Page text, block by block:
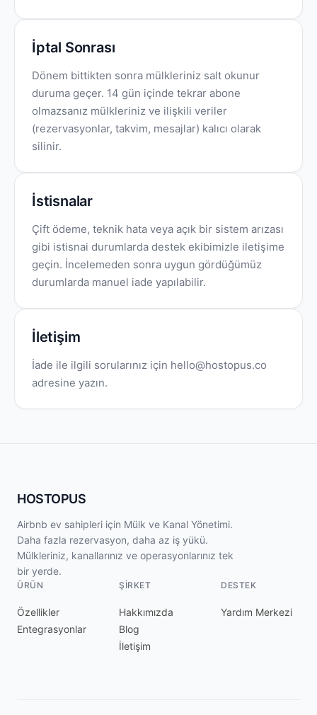
İptal Sonrası
Dönem bittikten sonra mülkleriniz salt okunur
duruma geçer. 14 gün içinde tekrar abone
olmazsanız mülkleriniz ve ilişkili veriler
(rezervasyonlar, takvim, mesajlar) kalıcı olarak
silinir.
İstisnalar
Çift ödeme, teknik hata veya açık bir sistem arızası
gibi istisnai durumlarda destek ekibimizle iletişime
geçin. İncelemeden sonra uygun gördüğümüz
durumlarda manuel iade yapılabilir.
İletişim
İade ile ilgili sorularınız için hello@hostopus.co
adresine yazın.
HOSTOPUS
Airbnb ev sahipleri için Mülk ve Kanal Yönetimi.
Daha fazla rezervasyon, daha az iş yükü.
Mülkleriniz, kanallarınız ve operasyonlarınız tek
bir yerde.
ÜRÜN
Özellikler
Entegrasyonlar
ŞIRKET
Hakkımızda
Blog
İletişim
DESTEK
Yardım Merkezi